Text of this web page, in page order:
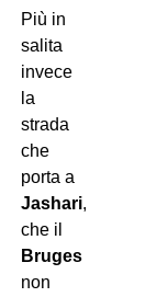
Più in
salita
invece
la
strada
che
porta a
Jashari,
che il
Bruges
non